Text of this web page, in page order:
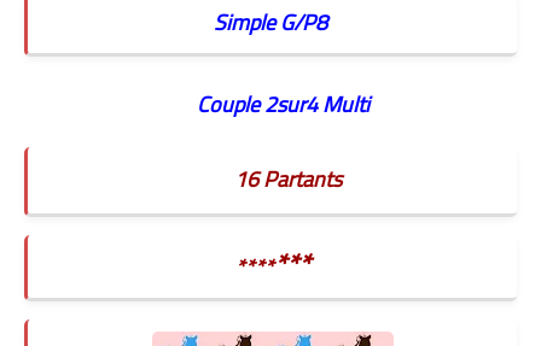
Simple G/P8
Couple2sur4Multi
16 Partants
*******